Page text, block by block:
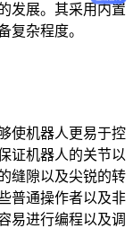
发展。其采用内置
复杂程度。
使机器人更易于控
证机器人的关节以
缝隙以及尖锐的转
普通操作者以及非
易进行编程以及调